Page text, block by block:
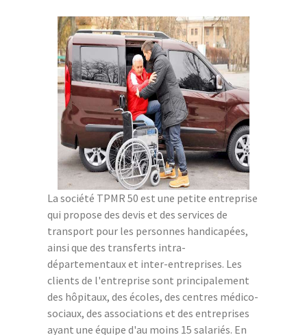
La société TPMR 50 est une petite entreprise
qui propose des devis et des services de
transport pour les personnes handicapées,
ainsi que des transferts intra-
départementaux et inter-entreprises. Les
clients de l'entreprise sont principalement
des hôpitaux, des écoles, des centres médico-
sociaux, des associations et des entreprises
ayant une équipe d'au moins 15 salariés. En